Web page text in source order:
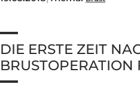
BreastExpert Brust
BreastCare+ Absicherung
Liquid Facelift
Hyaluron-Filler
Patientenstories
Lucerne Clinic Hautnah
DIE ERSTE ZEIT
Nachsorge und Heilung
Preise
Häufige Fragen
Nachsorge und Heilung
Preise
Tiefe Infektionsraten
Häufige Fragen
Celebrities
Busenfreundin Special
Nachsorge und Heilung
Preise
Häufige Fragen
Nachsorge und Heilung
Preise
Häufige Fragen
Celebrities
Nachsorge und Heilung
Preise
Häufige Fragen
Preise
sweatLess+ Friends
Häufige Fragen